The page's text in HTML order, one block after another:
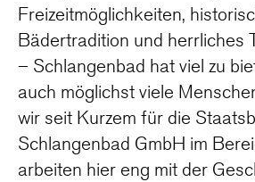
Freizeitmöglichkeiten,
Bädertradition und herrliches
– Schlangenbad hat viel zu
auch möglichst viele
wir seit Kurzem für die
Schlangenbad GmbH im
arbeiten hier eng mit der